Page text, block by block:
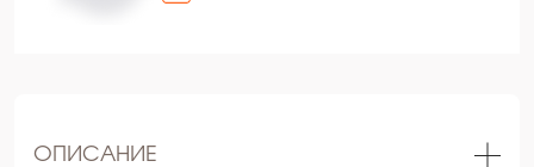
ОПИСАНИЕ